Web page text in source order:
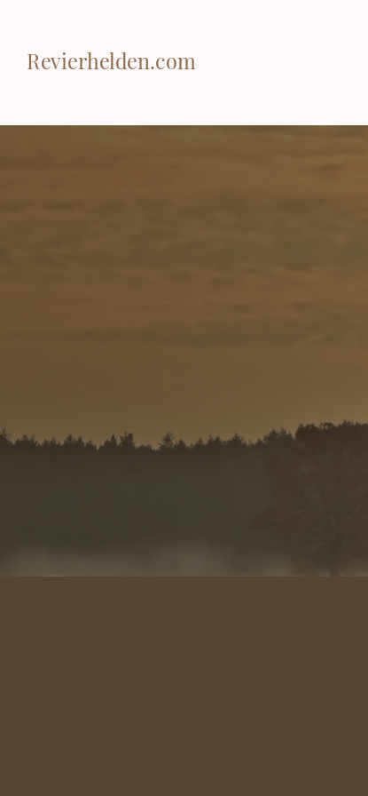
Revierhelden.com